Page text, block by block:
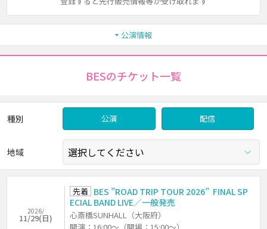
公演情報
BESのチケット一覧
種別 公演 配信
地域
2026/
11/29(日)
先着 BES ”ROAD TRIP TOUR 2026” FINAL SP
ECIAL BAND LIVE／一般発売
心斎橋SUNHALL（大阪府）